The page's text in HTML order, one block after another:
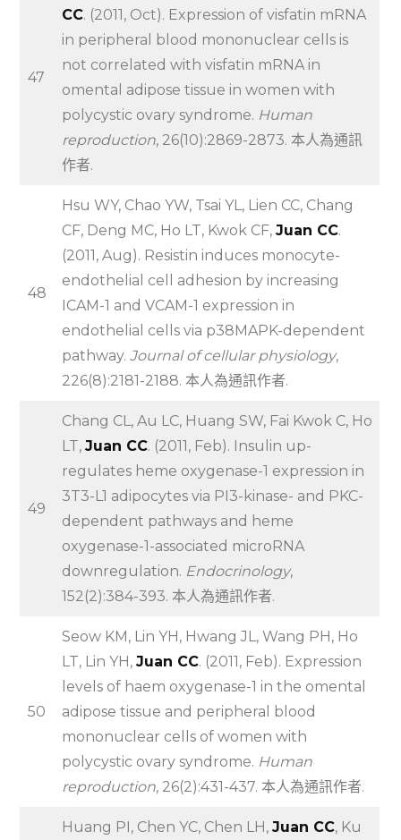
47
CC. (2011, Oct). Expression of visfatin mRNA
in peripheral blood mononuclear cells is
not correlated with visfatin mRNA in
omental adipose tissue in women with
polycystic ovary syndrome. Human
reproduction, 26(10):2869-2873. 本人為通訊
作者.
48
Hsu WY, Chao YW, Tsai YL, Lien CC, Chang
CF, Deng MC, Ho LT, Kwok CF,Juan CC.
(2011, Aug). Resistin induces monocyte-
endothelial cell adhesion by increasing
ICAM-1 and VCAM-1 expression in
endothelial cells via p38MAPK-dependent
pathway.Journal of cellular physiology,
226(8):2181-2188. 本人為通訊作者.
49
Chang CL, Au LC, Huang SW, Fai Kwok C, Ho
LT,Juan CC. (2011, Feb). Insulin up-
regulates heme oxygenase-1 expression in
3T3-L1 adipocytes via PI3-kinase- and PKC-
dependent pathways and heme
oxygenase-1-associated microRNA
downregulation. Endocrinology,
152(2):384-393. 本人為通訊作者.
50
Seow KM, Lin YH, Hwang JL, Wang PH, Ho
LT, Lin YH,Juan CC. (2011, Feb). Expression
levels of haem oxygenase-1 in the omental
adipose tissue and peripheral blood
mononuclear cells of women with
polycystic ovary syndrome. Human
reproduction, 26(2):431-437. 本人為通訊作者.
Huang PI, Chen YC, Chen LH,Juan CC, Ku